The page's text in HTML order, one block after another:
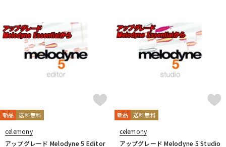
新品 送料無料
celemony
アップグレード Melodyne 5 Editor
新品 送料無料
celemony
アップグレード Melodyne 5 Studio